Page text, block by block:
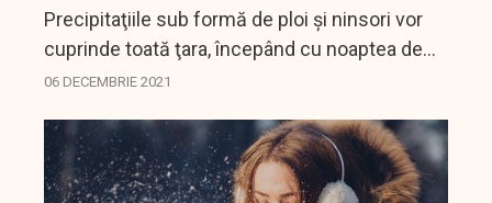
Precipitaţiile sub formă de ploi şi ninsori vor
cuprinde toată ţara, începând cu noaptea de
luni spre marţi, informează Administraţia
06 DECEMBRIE 2021